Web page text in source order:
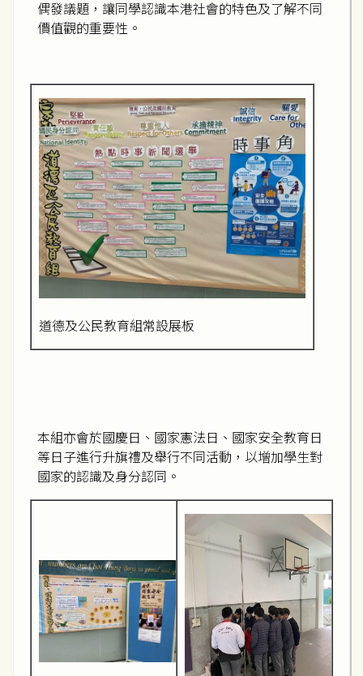
偶發議題，讓同學認識本港社會的特色及了解不同
價值觀的重要性。
道德及公民教育組常設展板
本組亦會於國慶日、國家憲法日、國家安全教育日
等日子進行升旗禮及舉行不同活動，以增加學生對
國家的認識及身分認同。